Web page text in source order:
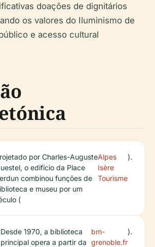
doações de dignitários
os valores do Iluminismo de
e acesso cultural
por Charles-Auguste
o edifício da Place
combinou funções de
e museu por um
(
Alpes
Isère
Tourisme
).
Desde 1970, a biblioteca
principal opera a partir da
bm-
grenoble.fr
).